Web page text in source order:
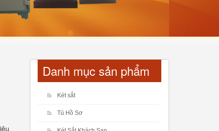
Danh mục sản phẩm
Két sắt
Tủ Hồ Sơ